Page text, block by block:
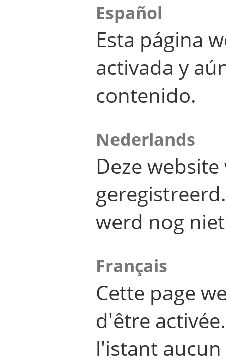
Español
Esta página
activada y
contenido.
Nederlands
Deze
werd nog
Français
Cette page
d'être
l'istant